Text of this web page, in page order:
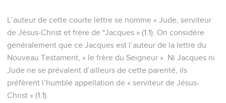
L’auteur de cette courte lettre se nomme « Jude, serviteur
de Jésus-Christ et frère de *Jacques » (1.1). On considère
généralement que ce Jacques est l’auteur de la lettre du
Nouveau Testament, « le frère du Seigneur ». Ni Jacques ni
Jude ne se prévalent d’ailleurs de cette parenté, ils
préfèrent l’humble appellation de « serviteur de Jésus-
Christ » (1.1).